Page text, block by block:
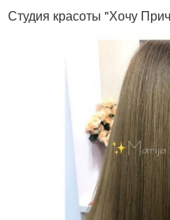
Студия красоты "Хочу